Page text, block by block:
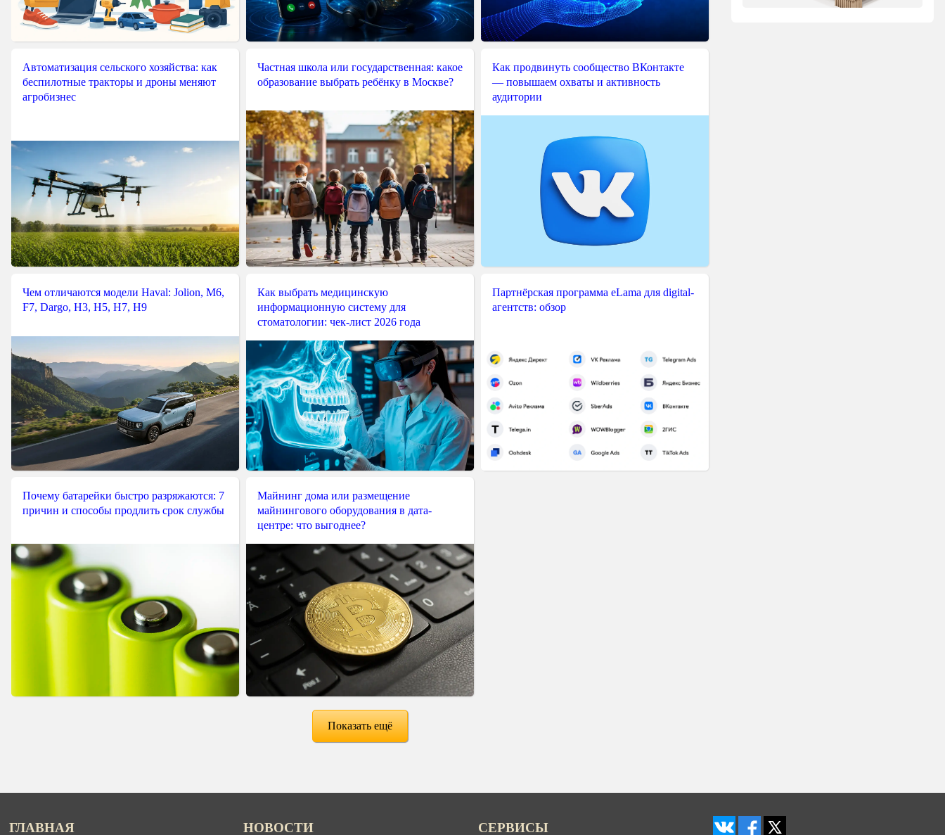
Автоматизация сельского хозяйства: как
беспилотные тракторы и дроны меняют
агробизнес
Частная школа или государственная: какое
образование выбрать ребёнку в Москве?
Как продвинуть сообщество ВКонтакте
— повышаем охваты и активность
аудитории
Чем отличаются модели Haval: Jolion, M6,
F7, Dargo, H3, H5, H7, H9
Как выбрать медицинскую
информационную систему для
стоматологии: чек-лист 2026 года
Партнёрская программа eLama для digital-
агентств: обзор
Почему батарейки быстро разряжаются: 7
причин и способы продлить срок службы
Майнинг дома или размещение
майнингового оборудования в дата-
центре: что выгоднее?
Показать ещё
ГЛАВНАЯ НОВОСТИ СЕРВИСЫ